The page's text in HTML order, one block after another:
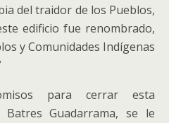
del traidor de los Pueblos,
edificio fue renombrado,
y Comunidades Indígenas
para cerrar esta
Guadarrama, se le